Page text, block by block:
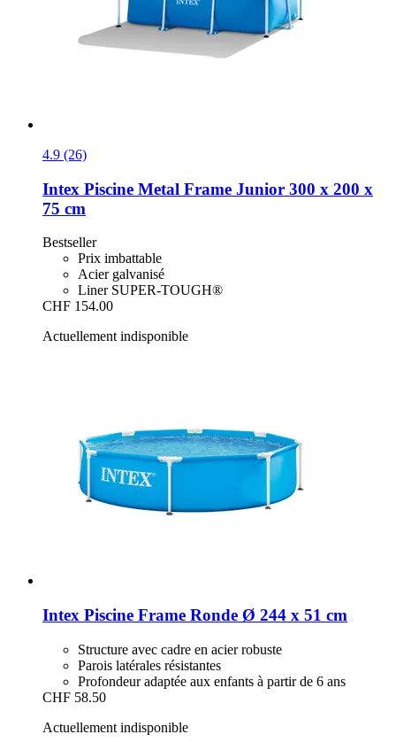
4.9 (26)
Intex Piscine Metal Frame Junior 300 x 200 x
75 cm
Bestseller
Prix imbattable
Acier galvanisé
Liner SUPER-TOUGH®
CHF 154.00
Actuellement indisponible
Intex Piscine Frame Ronde Ø 244 x 51 cm
Structure avec cadre en acier robuste
Parois latérales résistantes
Profondeur adaptée aux enfants à partir de 6 ans
CHF 58.50
Actuellement indisponible